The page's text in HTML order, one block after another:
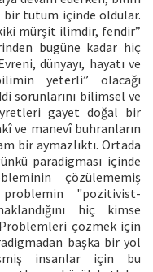
tutum içinde oldular.
mürşit ilimdir, fendir”
bugüne kadar hiç
dünyayı, hayatı ve
yeterli” olacağı
sorunlarını bilimsel ve
gayet doğal bir
ve manevî buhranların
bir aymazlıktı. Ortada
paradigması içinde
çözülememiş
problemin "pozitivist-
hiç kimse
çözmek için
başka bir yol
insanlar için bu